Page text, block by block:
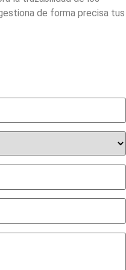
de forma precisa tus